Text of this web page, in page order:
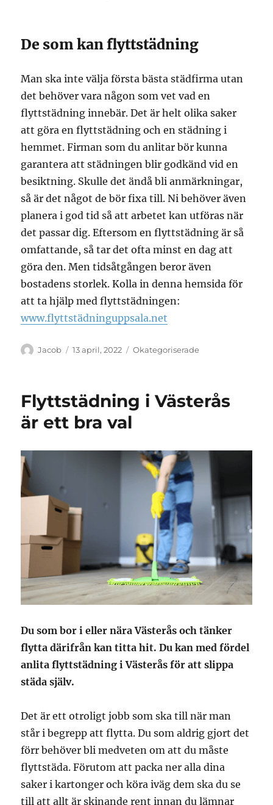
De som kan flyttstädning
Man ska inte välja första bästa städfirma utan
det behöver vara någon som vet vad en
flyttstädning innebär. Det är helt olika saker
att göra en flyttstädning och en städning i
hemmet. Firman som du anlitar bör kunna
garantera att städningen blir godkänd vid en
besiktning. Skulle det ändå bli anmärkningar,
så är det något de bör fixa till. Ni behöver även
planera i god tid så att arbetet kan utföras när
det passar dig. Eftersom en flyttstädning är så
omfattande, så tar det ofta minst en dag att
göra den. Men tidsåtgången beror även
bostadens storlek. Kolla in denna hemsida för
att ta hjälp med flyttstädningen:
www.flyttstädninguppsala.net
Författare
Jacob
Publicerat
13 april, 2022 Kategorier
Okategoriserade
Flyttstädning i Västerås
är ett bra val
Du som bor i eller nära Västerås och tänker
flytta därifrån kan titta hit. Du kan med fördel
anlita flyttstädning i Västerås för att slippa
städa själv.
Det är ett otroligt jobb som ska till när man
står i begrepp att flytta. Du som aldrig gjort det
förr behöver bli medveten om att du måste
flyttstäda. Förutom att packa ner alla dina
saker i kartonger och köra iväg dem ska du se
till att allt är skinande rent innan du lämnar